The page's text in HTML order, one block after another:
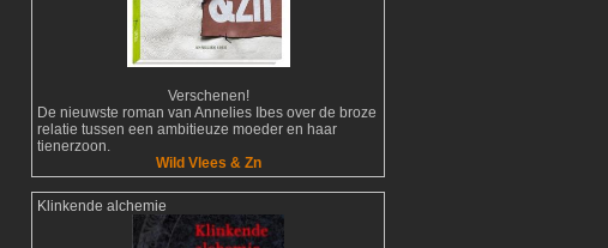
Verschenen!
De nieuwste roman van Annelies Ibes over de broze
relatie tussen een ambitieuze moeder en haar
tienerzoon.
Wild Vlees & Zn
Klinkende alchemie